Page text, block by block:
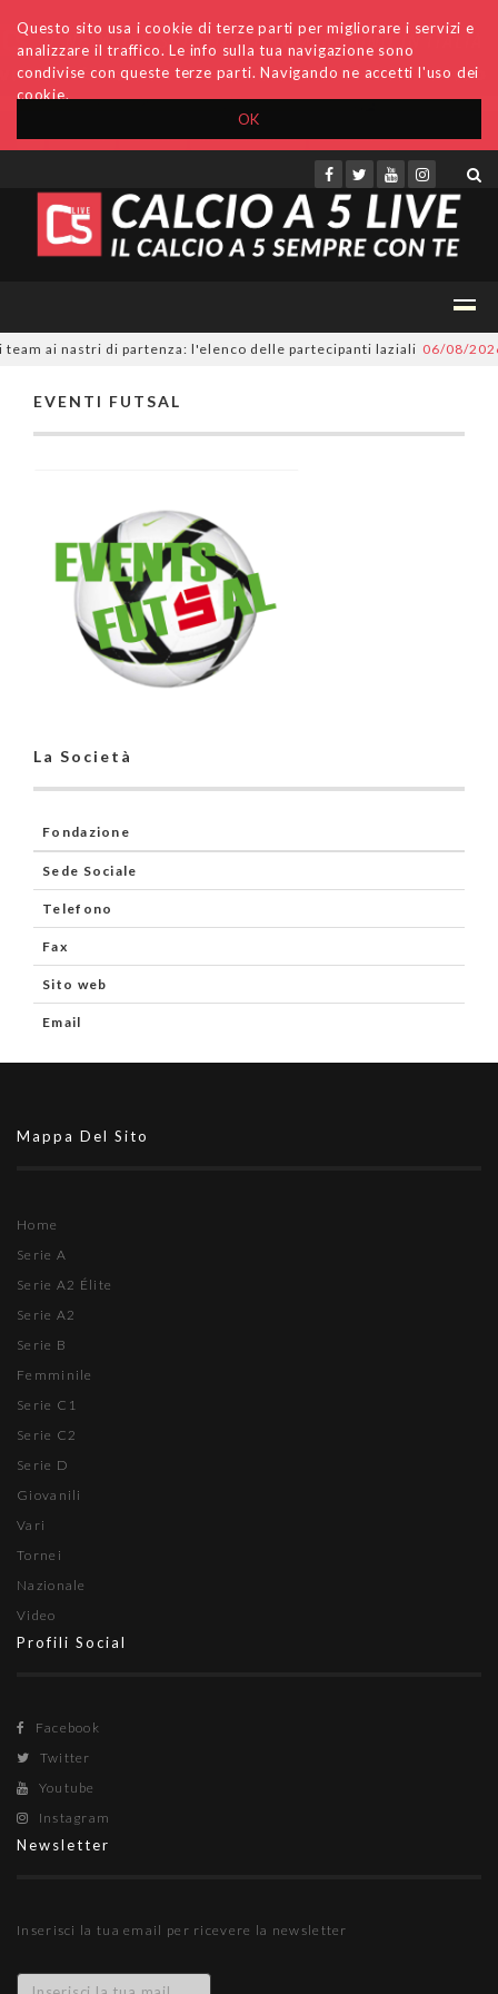
OK
Questo sito usa i cookie di terze parti per migliorare i servizi e
analizzare il traffico. Le info sulla tua navigazione sono
condivise con queste terze parti. Navigando ne accetti l'uso dei
cookie.
Accedi Archivio Invio comunicati Redazione
ai nastri di partenza: l'elenco delle partecipanti laziali 06/08/2026
EVENTI FUTSAL
La Società
Fondazione
Sede Sociale
Telefono
Fax
Sito web
Email
Mappa Del Sito
Home
Serie A
Serie A2 Élite
Serie A2
Serie B
Femminile
Serie C1
Serie C2
Serie D
Giovanili
Vari
Tornei
Nazionale
Video
Profili Social
Facebook
Twitter
Youtube
Instagram
Newsletter
Inserisci la tua email per ricevere la newsletter